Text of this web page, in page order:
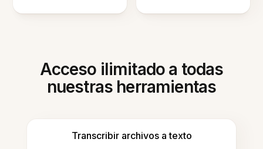
Acceso ilimitado a todas
nuestras herramientas
Transcribir archivos a texto